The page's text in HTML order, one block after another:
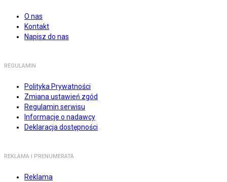
O nas
Kontakt
Napisz do nas
REGULAMIN
Polityka Prywatności
Zmiana ustawień zgód
Regulamin serwisu
Informacje o nadawcy
Deklaracja dostępności
REKLAMA I PRENUMERATA
Reklama